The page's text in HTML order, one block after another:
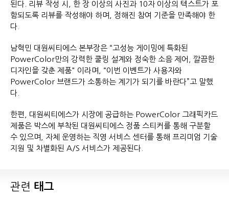
된다. 리뷰 작성 시, 한 장 이상의 사진과 10자 이상의 텍스트가 포
함되도록 리뷰를 작성해야 하며, 정해진 참여 기준을 만족해야 한
다.
남혁민 대원씨티에스 본부장은 “고성능 게이밍에 특화된
PowerColor만의 강력한 쿨링 설계와 정숙한 소음 제어, 깔끔한
디자인을 갖춘 제품" 이라며, “이번 이벤트가 사용자와
PowerColor 브랜드가 소통하는 계기가 되기를 바란다”고 말했
다.
한편, 대원씨티에스가 시장에 공급하는 PowerColor 그래픽카드
제품은 박스에 부착된 대원씨티에스 정품 스티커를 통해 구분할
수 있으며, 자체 운영하는 직영 서비스 센터를 통해 프리미엄 기술
지원 및 차별화된 A/S 서비스가 제공된다.
관련 태그